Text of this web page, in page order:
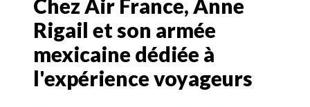
Chez Air France, Anne
Rigail et son armée
mexicaine dédiée à
l'expérience voyageurs